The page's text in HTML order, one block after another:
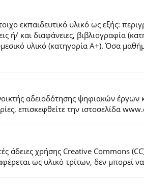
εκπαιδευτικό υλικό ως εξής:
ή/ και διαφάνειες, βιβλιογραφία
υλικό (κατηγορία Α+). Όσα
αδειοδότησης ψηφιακών έργων
επισκεφθείτε την ιστοσελίδα
άδειες χρήσης Creative Commons
ως υλικό τρίτων, δεν μπορεί